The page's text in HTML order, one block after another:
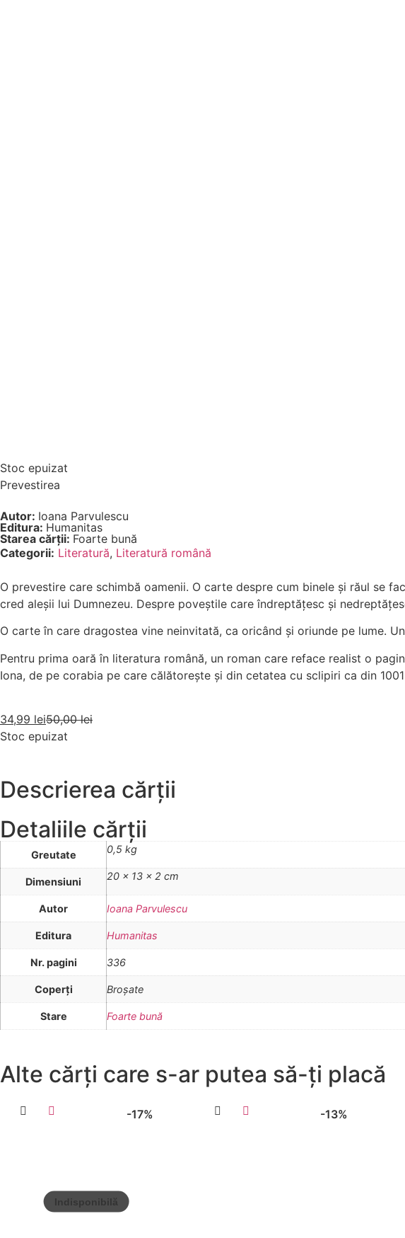
Stoc epuizat
Prevestirea
Autor: Ioana Parvulescu
Editura: Humanitas
Starea cărții: Foarte bună
Categorii: Literatură, Literatură română
O prevestire care schimbă oamenii. O carte despre cum binele și răul se
cred aleșii lui Dumnezeu. Despre poveștile care îndreptățesc și
O carte în care dragostea vine neinvitată, ca oricând și oriunde pe lume.
Pentru prima oară în literatura română, un roman care reface realist o
Iona, de pe corabia pe care călătorește și din cetatea cu sclipiri ca din
50,00lei
34,99 lei
Stoc epuizat
Descrierea cărții
Detaliile cărții
Greutate 0,5 kg
Dimensiuni 20 × 13 × 2 cm
Autor Ioana Parvulescu
Editura Humanitas
Nr. pagini 336
Coperţi Broşate
Stare Foarte bună
Alte cărți care s-ar putea să-ți placă
-17% -13%